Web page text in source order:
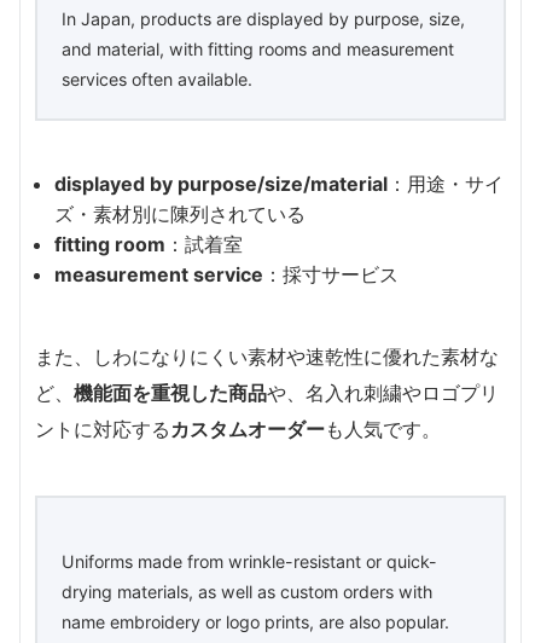
In Japan, products are displayed by purpose, size,
and material, with fitting rooms and measurement
services often available.
displayed by purpose/size/material ：用途・サイ
ズ・素材別に陳列されている
fitting room ：試着室
measurement service ：採寸サービス
また、しわになりにくい素材や速乾性に優れた素材な
ど、 機能面を重視した商品や、名入れ刺繍やロゴプリ
ントに対応する カスタムオーダーも人気です。
Uniforms made from wrinkle-resistant or quick-
drying materials, as well as custom orders with
name embroidery or logo prints, are also popular.